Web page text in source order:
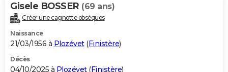
Gisele BOSSER (69 ans)
Créer une cagnotte obsèques
Naissance
21/03/1956 à Plozévet(Finistère)
Décès
04/10/2025 à Plozévet(Finistère)